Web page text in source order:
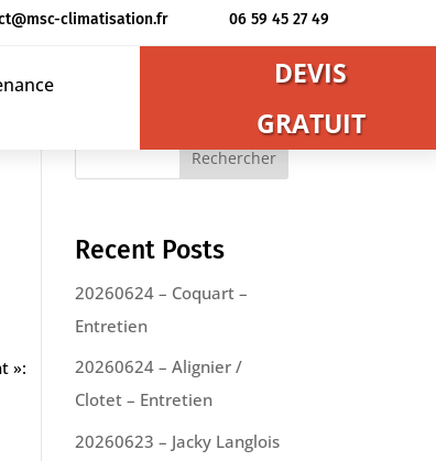
climatisation.fr 06 59 45 27 49
DEVIS
GRATUIT
»:
Rechercher
Recent Posts
20260624 – Coquart –
Entretien
20260624 – Alignier /
Clotet – Entretien
20260623 – Jacky Langlois